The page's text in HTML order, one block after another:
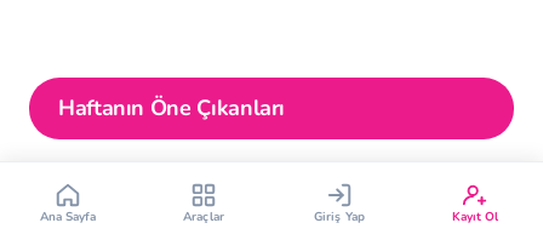
Haftanın Öne Çıkanları
Yumurtlama Hesaplama
Ana Sayfa Araçlar Giriş Yap Kayıt Ol